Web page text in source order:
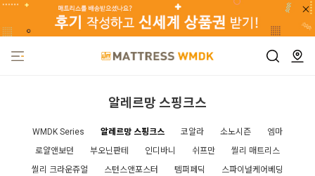
알레르망 스핑크스
WMDK Series 알레르망 스핑크스 코알라 소노시즌
엠마
로얄앤보던
부오닌판테 인디바니 쉬프만
씰리 매트리스
씰리 크라운쥬얼
스턴스앤포스터 템퍼페딕
스파이널케어베딩